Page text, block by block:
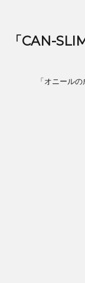
「CAN-
「オニール